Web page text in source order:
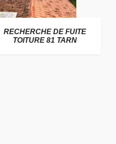
RECHERCHE DE FUITE
TOITURE 81 TARN